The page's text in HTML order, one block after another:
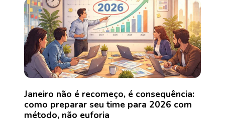
Janeiro não é recomeço, é consequência:
como preparar seu time para 2026 com
método, não euforia